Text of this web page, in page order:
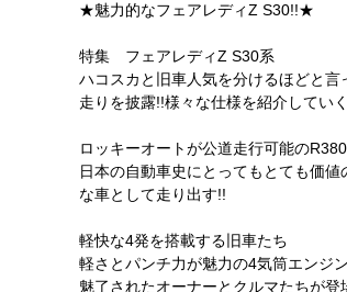
★魅力的なフェアレディZ S30!!★
特集 フェアレディZ S30系
ハコスカと旧車人気を分けるほどと
走りを披露!!様々な仕様を紹介してい
ロッキーオートが公道走行可能の
日本の自動車史にとってもとても価
な車として走り出す!!
軽快な4発を搭載する旧車たち
軽さとパンチ力が魅力の4気筒エンジ
魅了されたオーナーとクルマたちが登